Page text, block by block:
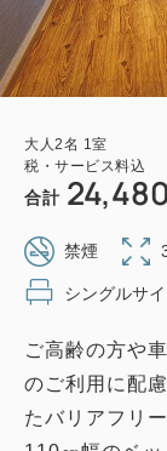
大人 2名 1 室
税・サービス料込
合計 24,480
禁煙
シングルサ
ご高齢の方や
のご利用に配
たバリアフリ